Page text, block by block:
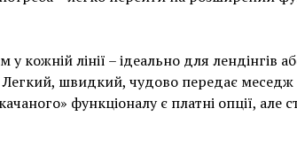
у кожній лінії – ідеально для лендінгів
Легкий, швидкий, чудово передає меседж
функціоналу є платні опції, але